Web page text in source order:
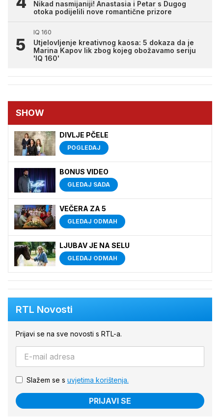
Nikad nasmijaniji! Anastasia i Petar s Dugog
otoka podijelili nove romantične prizore
IQ 160
Utjelovljenje kreativnog kaosa: 5 dokaza da je
Marina Kapov lik zbog kojeg obožavamo seriju
'IQ 160'
SHOW
DIVLJE PČELE
POGLEDAJ
BONUS VIDEO
GLEDAJ SADA
VEČERA ZA 5
GLEDAJ ODMAH
LJUBAV JE NA SELU
GLEDAJ ODMAH
RTL Novosti
Prijavi se na sve novosti s RTL-a.
Slažem se s uvjetima korištenja.
PRIJAVI SE